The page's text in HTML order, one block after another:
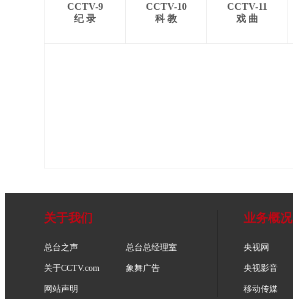
CCTV-9
纪 录
CCTV-10
科 教
CCTV-11
戏 曲
关于我们
总台之声 总台总经理室
关于CCTV.com 象舞广告
网站声明
业务概况
央视网
央视影音
移动传媒